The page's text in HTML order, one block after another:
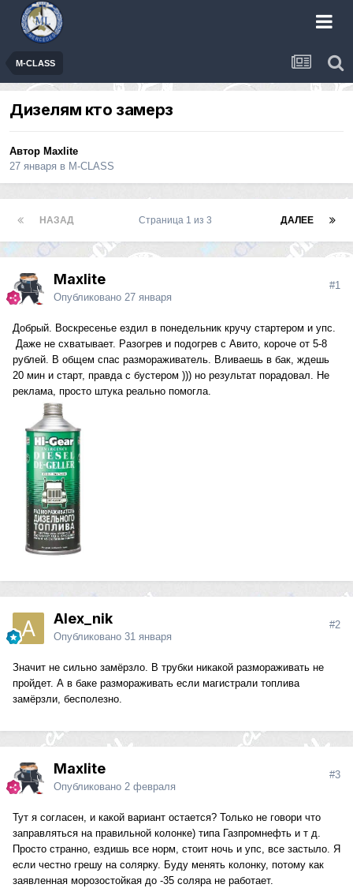
M-CLASS
Дизелям кто замерз
Автор Maxlite
27 января в M-CLASS
НАЗАД ДАЛЕЕ
Страница 1 из 3
Maxlite
Опубликовано 27 января
#1
Добрый. Воскресенье ездил в понедельник кручу стартером и упс.
Даже не схватывает. Разогрев и подогрев с Авито, короче от 5-8
рублей. В общем спас размораживатель. Вливаешь в бак, ждешь
20 мин и старт, правда с бустером ))) но результат порадовал. Не
реклама, просто штука реально помогла.
Alex_nik
Опубликовано 31 января
#2
Значит не сильно замёрзло. В трубки никакой размораживать не
пройдет. А в баке размораживать если магистрали топлива
замёрзли, бесполезно.
Maxlite
Опубликовано 2 февраля
#3
Тут я согласен, и какой вариант остается? Только не говори что
заправляться на правильной колонке) типа Газпромнефть и т д.
Просто странно, ездишь все норм, стоит ночь и упс, все застыло. Я
если честно грешу на солярку. Буду менять колонку, потому как
заявленная морозостойкая до -35 соляра не работает.